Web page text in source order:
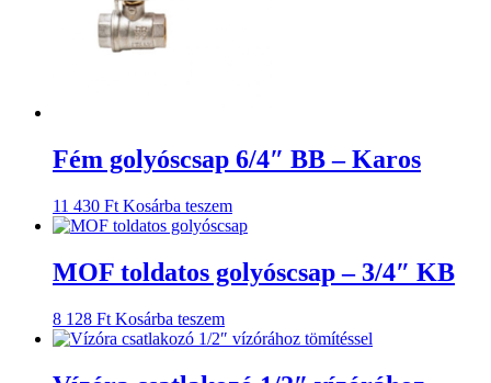
Fém golyóscsap 6/4″ BB – Karos
11 430 Ft Kosárba teszem
MOF toldatos golyóscsap – 3/4″ KB
8 128 Ft Kosárba teszem